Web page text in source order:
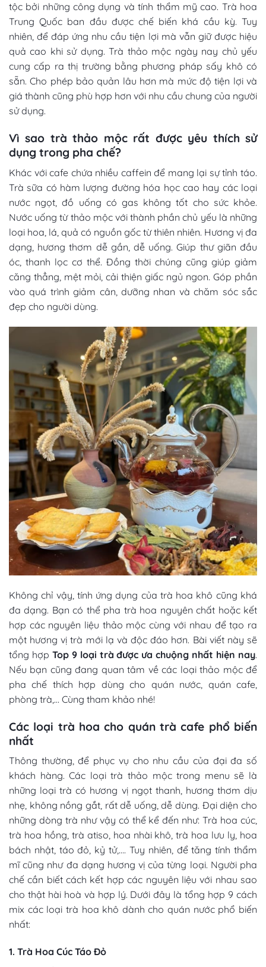
tộc bởi những công dụng và tính thẩm mỹ cao. Trà hoa
Trung Quốc ban đầu được chế biến khá cầu kỳ. Tuy
nhiên, để đáp ứng nhu cầu tiện lợi mà vẫn giữ được hiệu
quả cao khi sử dụng. Trà thảo mộc ngày nay chủ yếu
cung cấp ra thị trường bằng phương pháp sấy khô có
sẵn. Cho phép bảo quản lâu hơn mà mức độ tiện lợi và
giá thành cũng phù hợp hơn với nhu cầu chung của người
sử dụng.
Vì sao trà thảo mộc rất được yêu thích sử
dụng trong pha chế?
Khác với cafe chứa nhiều caffein để mang lại sự tỉnh táo.
Trà sữa có hàm lượng đường hóa học cao hay các loại
nước ngọt, đồ uống có gas không tốt cho sức khỏe.
Nước uống từ thảo mộcvới thành phần chủ yếu là những
loại hoa, lá, quả có nguồn gốc từ thiên nhiên. Hương vị đa
dạng, hương thơm dễ gần, dễ uống. Giúp thư giãn đầu
óc, thanh lọc cơ thể. Đồng thời chúng cũng giúp giảm
căng thẳng, mệt mỏi, cải thiện giấc ngủ ngon. Góp phần
vào quá trình giảm cân, dưỡng nhan và chăm sóc sắc
đẹp cho người dùng.
Không chỉ vậy, tính ứng dụng của trà hoa khô cũng khá
đa dạng. Bạn có thể pha trà hoa nguyên chất hoặc kết
hợp các nguyên liệu thảo mộc cùng với nhau để tạo ra
một hương vị trà mới lạ và độc đáo hơn. Bài viết này sẽ
tổng hợp Top 9 loại trà được ưa chuộng nhất hiện nay.
Nếu bạn cũng đang quan tâm vềcác loại thảo mộc để
pha chế thích hợp dùng cho quán nước, quán cafe,
phòng trà,… Cùng tham khảo nhé!
Các loại trà hoa cho quán trà cafe phổ biến
nhất
Thông thường, để phục vụ cho nhu cầu của đại đa số
khách hàng. Các loại trà thảo mộc trong menu sẽ là
những loại trà có hương vị ngọt thanh, hương thơm dịu
nhẹ, không nồng gắt, rất dễ uống, dễ dùng. Đại diện cho
những dòng trà như vậy có thể kể đến như: Trà hoa cúc,
trà hoa hồng, trà atiso, hoa nhài khô, trà hoa lưu ly, hoa
bách nhật, táo đỏ, kỷ tử,…. Tuy nhiên, để tăng tính thẩm
mĩ cũng như đa dạng hương vị của từng loại. Người pha
chế cần biết cách kết hợp các nguyên liệu với nhau sao
cho thật hài hoà và hợp lý. Dưới đây là tổng hợp 9 cách
mix các loại trà hoa khô dành cho quán nước phổ biến
nhất:
1. Trà Hoa Cúc Táo Đỏ